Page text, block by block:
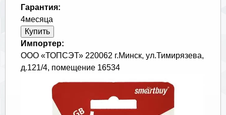
Гарантия:
4месяца
Импортер:
ООО «ТОПСЭТ» 220062 г.Минск, ул.Тимирязева,
д.121/4, помещение 16534